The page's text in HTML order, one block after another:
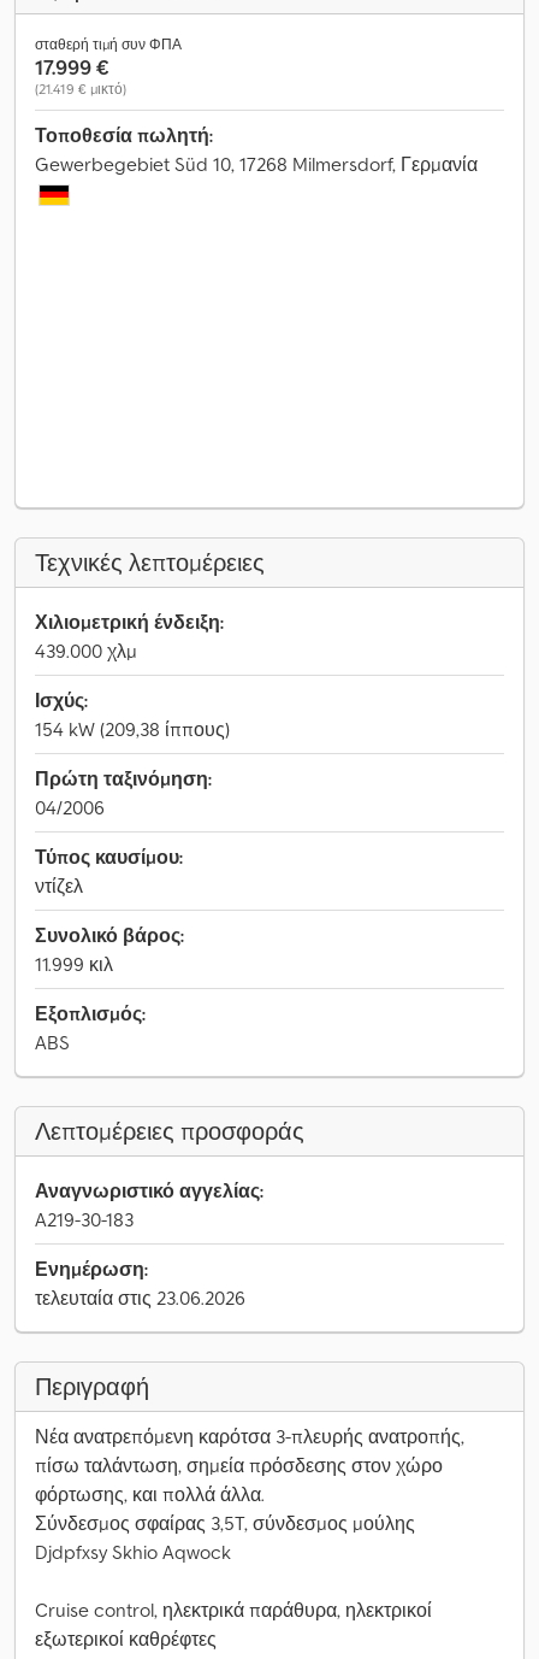
σταθερή τιμή συν ΦΠΑ
17.999 €
(21.419 € μικτό)
Τοποθεσία πωλητή:
Gewerbegebiet Süd 10, 17268 Milmersdorf, Γερμανία
Τεχνικές λεπτομέρειες
Χιλιομετρική ένδειξη:
439.000 χλμ
Ισχύς:
154 kW (209,38 ίππους)
Πρώτη ταξινόμηση:
04/2006
Τύπος καυσίμου:
ντίζελ
Συνολικό βάρος:
11.999 κιλ
Εξοπλισμός:
ABS
Λεπτομέρειες προσφοράς
Αναγνωριστικό αγγελίας:
A219-30-183
Ενημέρωση:
τελευταία στις 23.06.2026
Περιγραφή
Νέα ανατρεπόμενη καρότσα 3-πλευρής ανατροπής,
πίσω ταλάντωση, σημεία πρόσδεσης στον χώρο
φόρτωσης, και πολλά άλλα.
Σύνδεσμος σφαίρας 3,5T, σύνδεσμος μούλης
Djdpfxsy Skhio Aqwock
Cruise control, ηλεκτρικά παράθυρα, ηλεκτρικοί
εξωτερικοί καθρέφτες